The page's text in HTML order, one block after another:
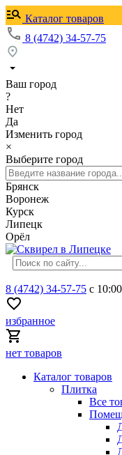
Каталог товаров
8 (4742) 34-57-75
Ваш город
?
Нет
Да
Изменить город
×
Выберите город
Брянск
Воронеж
Курск
Липецк
Орёл
8 (4742) 34-57-75 с
избранное
нет товаров
Каталог товаров
Плитка
Все